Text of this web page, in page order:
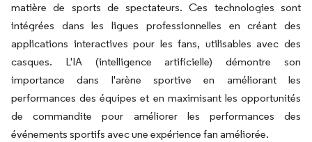
matière de sports de spectateurs. Ces technologies sont
intégrées dans les ligues professionnelles en créant des
applications interactives pour les fans, utilisables avec des
casques. L'IA (intelligence artificielle) démontre son
importance dans l'arène sportive en améliorant les
performances des équipes et en maximisant les opportunités
de commandite pour améliorer les performances des
événements sportifs avec une expérience fan améliorée.